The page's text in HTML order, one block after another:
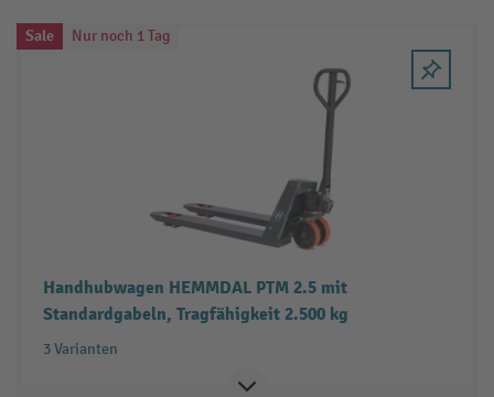
Sale Nur noch 1 Tag
Handhubwagen HEMMDAL PTM 2.5 mit
Standardgabeln, Tragfähigkeit 2.500 kg
3 Varianten